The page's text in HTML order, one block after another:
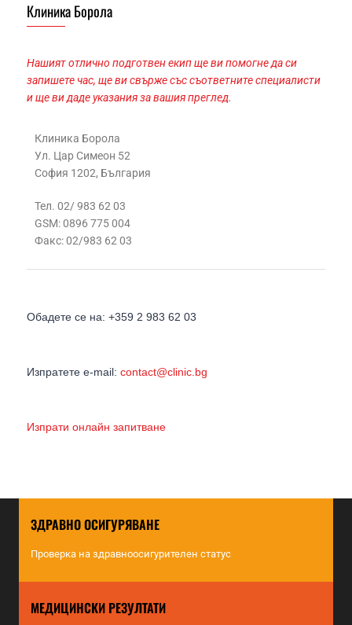
Клиника Борола
Нашият отлично подготвен екип ще ви помогне да си
запишете час, ще ви свърже със съответните специалисти
и ще ви даде указания за вашия преглед.
Клиника Борола
Ул. Цар Симеон 52
София 1202, България
Тел. 02/ 983 62 03
GSM: 0896 775 004
Факс: 02/983 62 03
Обадете се на: +359 2 983 62 03
Изпратете e-mail: contact@clinic.bg
Изпрати онлайн запитване
ЗДРАВНО ОСИГУРЯВАНЕ
Проверка на здравноосигурителен статус
МЕДИЦИНСКИ РЕЗУЛТАТИ